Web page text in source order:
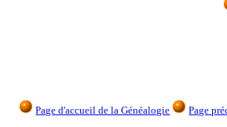
Page d'accueil de la Généalogie Page